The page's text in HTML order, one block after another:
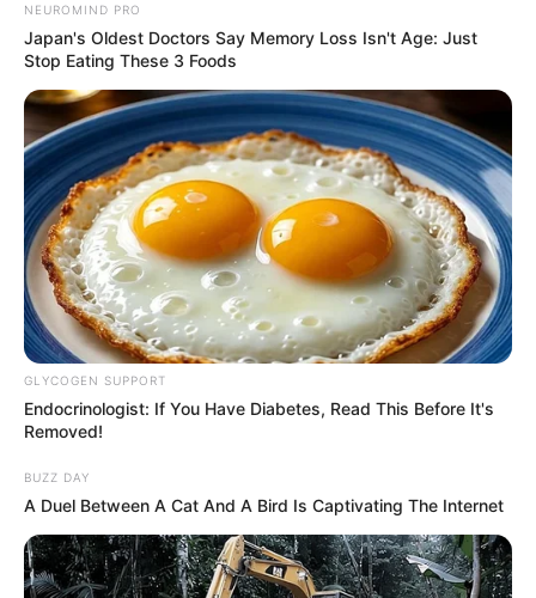
NEUROMIND PRO
Japan's Oldest Doctors Say Memory Loss Isn't Age: Just
Stop Eating These 3 Foods
GLYCOGEN SUPPORT
Endocrinologist: If You Have Diabetes, Read This Before It's
Removed!
BUZZ DAY
A Duel Between A Cat And A Bird Is Captivating The Internet